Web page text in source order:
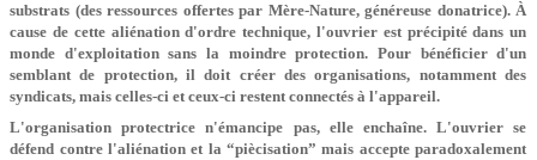
substrats (des ressources offertes par Mère-Nature, généreuse donatrice). À
cause de cette aliénation d'ordre technique, l'ouvrier est précipité dans un
monde d'exploitation sans la moindre protection. Pour bénéficier d'un
semblant de protection, il doit créer des organisations, notamment des
syndicats, mais celles-ci et ceux-ci restent connectés à l'appareil.
L'organisation protectrice n'émancipe pas, elle enchaîne. L'ouvrier se
défend contre l'aliénation et la “piècisation” mais accepte paradoxalement